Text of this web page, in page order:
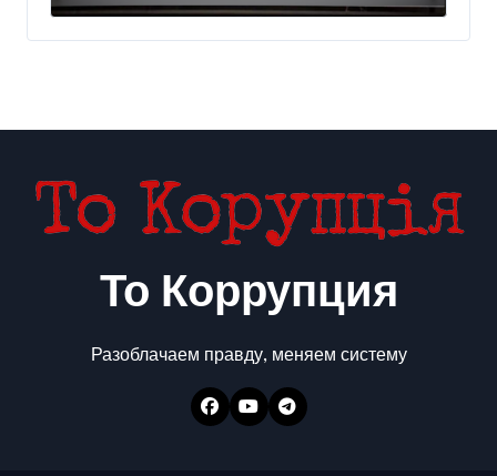
300 млн евро — Delo.ua
То Коррупция
Разоблачаем правду, меняем систему